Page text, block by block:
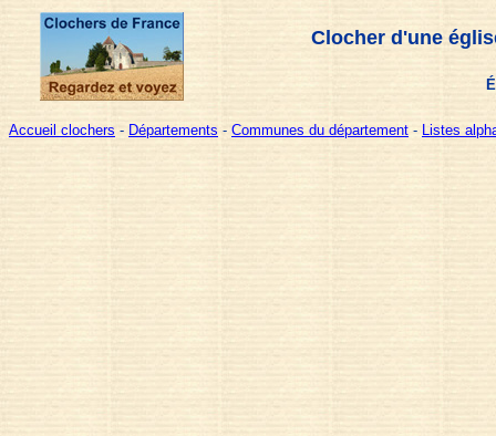
Clocher d'une
Accueil clochers - Départements - Communes du département - Listes